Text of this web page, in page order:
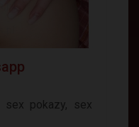
sex pokazy, sex